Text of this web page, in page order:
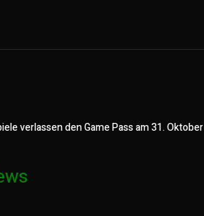
verlassen den Game Pass am 31. Oktober